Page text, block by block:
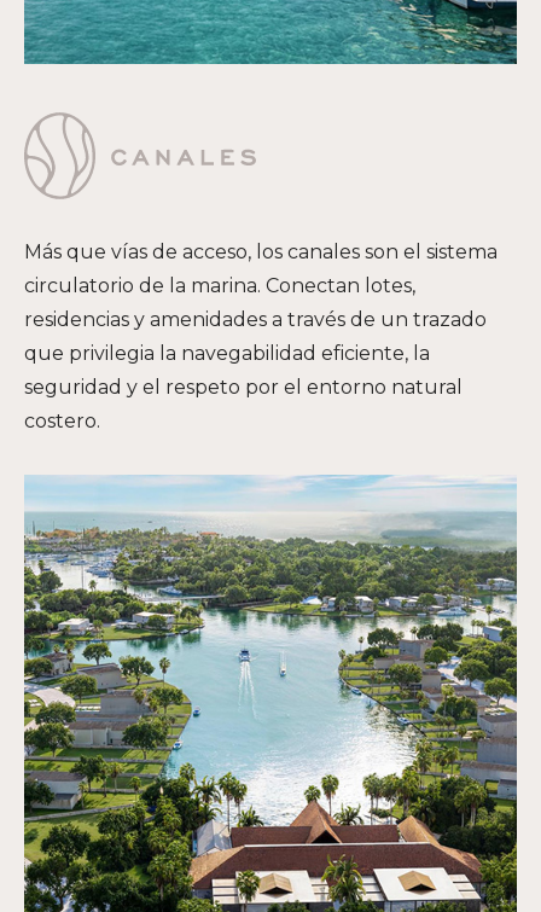
Más que vías de acceso, los canales son el sistema
circulatorio de la marina. Conectan lotes,
residencias y amenidades a través de un trazado
que privilegia la navegabilidad eficiente, la
seguridad y el respeto por el entorno natural
costero.